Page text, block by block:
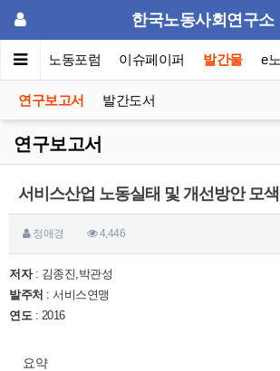
한국노동사회연구소
개 노동포럼 이슈페이퍼 발간물 e
연구보고서 발간도서
연구보고서
서비스산업 노동실태 및 개선방안 모
정애경 4,446
저자: 김종진,박관성
발주처 : 서비스연맹
연도: 2016
요약